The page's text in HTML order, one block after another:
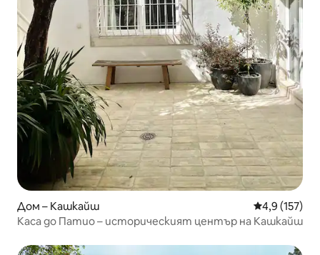
Дом – Кашкайш Средна
4,9 (157)
Каса до Патио – историческият център на Кашкайш